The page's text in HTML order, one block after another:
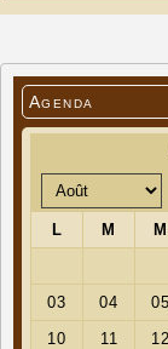
Agenda